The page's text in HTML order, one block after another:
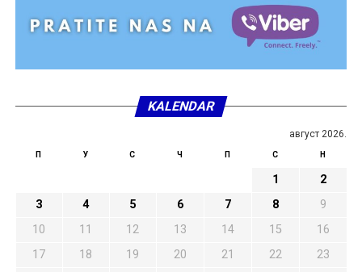
KALENDAR
август 2026.
П У С Ч П С Н
1
2
3
4 5 6 7 8
9
10
11 12 13 14 15
16
17
18 19 20 21 22
23